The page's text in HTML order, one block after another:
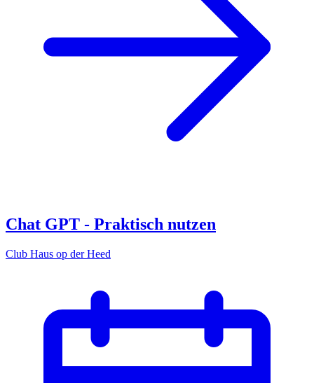
Chat GPT - Praktisch nutzen
Club Haus op der Heed